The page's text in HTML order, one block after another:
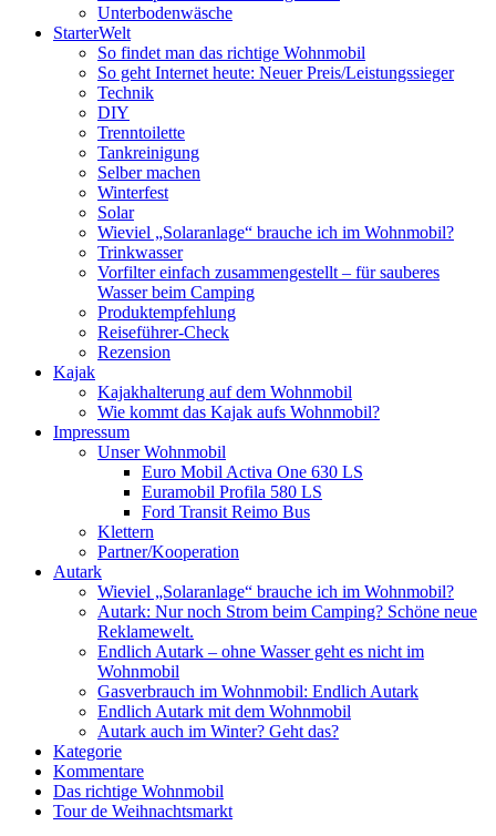
Unterbodenwäsche
StarterWelt
So findet man das richtige Wohnmobil
So geht Internet heute: Neuer Preis/Leistungssieger
Technik
DIY
Trenntoilette
Tankreinigung
Selber machen
Winterfest
Solar
Wieviel „Solaranlage“ brauche ich im Wohnmobil?
Trinkwasser
Vorfilter einfach zusammengestellt – für sauberes
Wasser beim Camping
Produktempfehlung
Reiseführer-Check
Rezension
Kajak
Kajakhalterung auf dem Wohnmobil
Wie kommt das Kajak aufs Wohnmobil?
Impressum
Unser Wohnmobil
Euro Mobil Activa One 630 LS
Euramobil Profila 580 LS
Ford Transit Reimo Bus
Klettern
Partner/Kooperation
Autark
Wieviel „Solaranlage“ brauche ich im Wohnmobil?
Autark: Nur noch Strom beim Camping? Schöne neue
Reklamewelt.
Endlich Autark – ohne Wasser geht es nicht im
Wohnmobil
Gasverbrauch im Wohnmobil: Endlich Autark
Endlich Autark mit dem Wohnmobil
Autark auch im Winter? Geht das?
Kategorie
Kommentare
Das richtige Wohnmobil
Tour de Weihnachtsmarkt